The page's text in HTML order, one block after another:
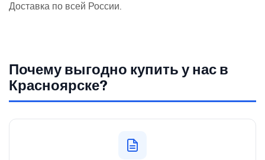
Доставка по всей России.
Почему выгодно купить у нас в
Красноярске?